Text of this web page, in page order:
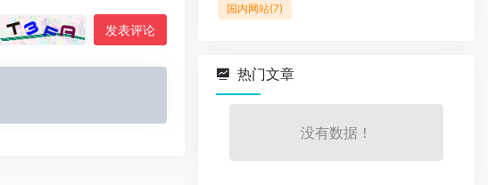
发表评论
国内网站(7)
热门文章
没有数据！